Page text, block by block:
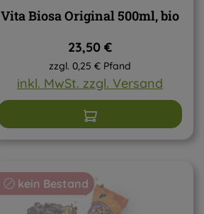
Vita Biosa Original 500ml, bio
Regulärer Preis:
23,50 €
zzgl. 0,25 € Pfand
inkl. MwSt. zzgl. Versand
In den Warenkorb
kein Bestand